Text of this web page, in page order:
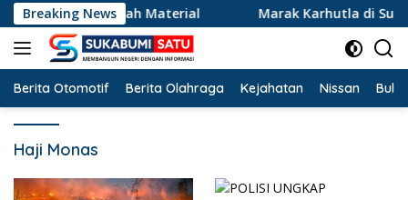
Langsung
ke
konten
Breaking News
Bakar Sampah Material Marak Karhutla di
Berita Otomotif Berita Olahraga Kejahatan Nissan
Haji Monas